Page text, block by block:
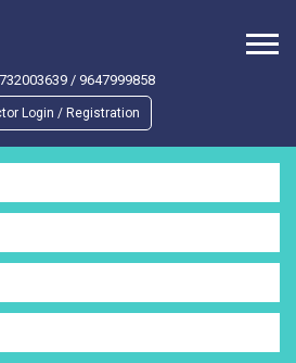
/ 9647999858
Login / Registration